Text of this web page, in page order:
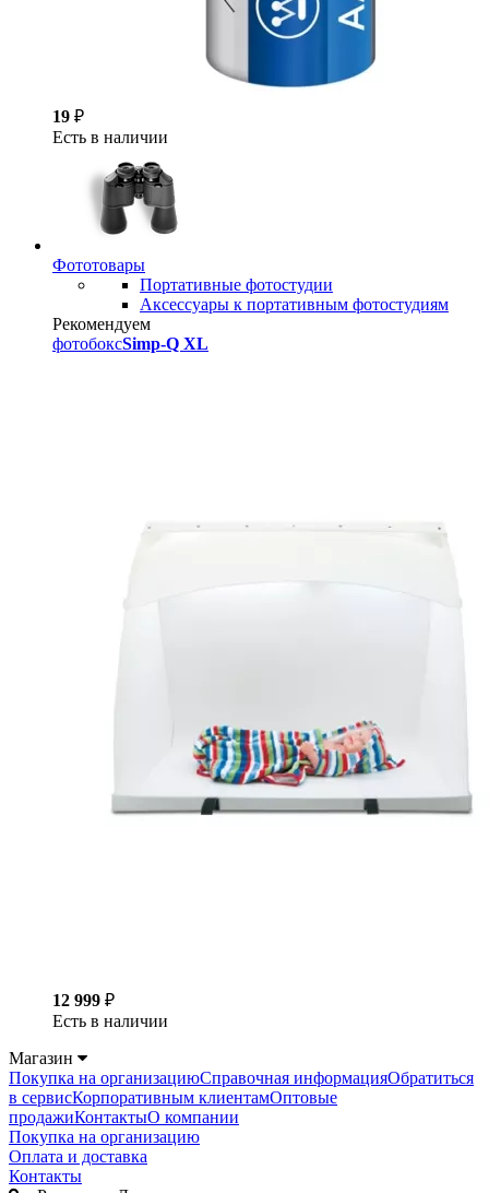
19 ₽
Есть в наличии
Фототовары
Портативные фотостудии
Аксессуары к портативным фотостудиям
Рекомендуем
фотобоксSimp-Q XL
12 999 ₽
Есть в наличии
Магазин
Покупка на организациюСправочная информацияОбратиться
в сервисКорпоративным клиентамОптовые
продажиКонтактыО компании
Покупка на организацию
Оплата и доставка
Контакты